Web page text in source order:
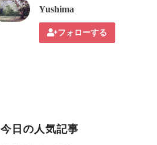
Yushima
フォローする
今日の人気記事